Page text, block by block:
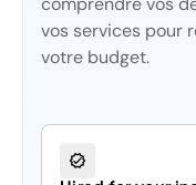
vos services pour
votre budget.